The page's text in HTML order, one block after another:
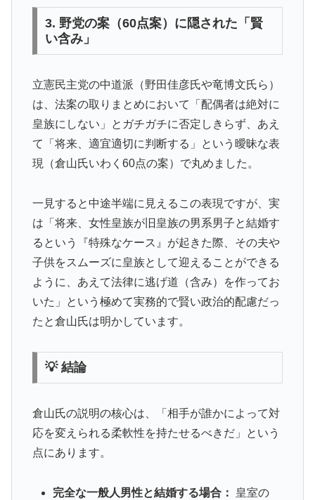
3. 野党の案（60点案）に隠された「賢
い含み」
立憲民主党の中道派（野田佳彦氏や竜博文氏ら）
は、法案の取りまとめにおいて「配偶者は絶対に
皇族にしない」とガチガチに否定しきらず、あえ
て「将来、適宜適切に判断する」という曖昧な表
現（倉山氏いわく60点の案）で丸めました。
一見すると中途半端に見えるこの表現ですが、実
は「将来、女性皇族が旧皇族の男系男子と結婚す
るという『特殊なケース』が起きた際、その夫や
子供をスムーズに皇族として迎えることができる
ように、あえて法律に逃げ道（含み）を作ってお
いた」という極めて実務的で賢い政治的配慮だっ
たと倉山氏は明かしています。
💡 結論
倉山氏の説明の核心は、「相手が誰かによって対
応を変えられる柔軟性を持たせるべきだ」という
点にあります。
完全な一般人男性と結婚する場合：
皇室の